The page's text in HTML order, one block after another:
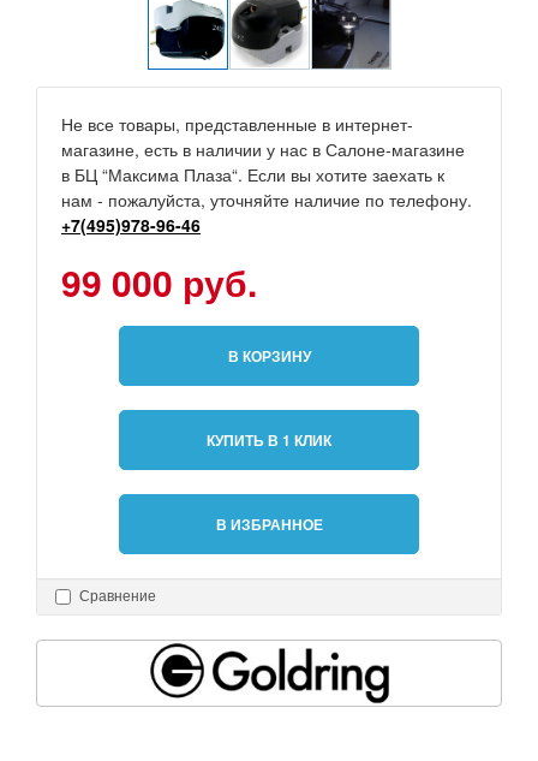
Не все товары, представленные в интернет-
магазине, есть в наличии у нас в Салоне-магазине
в БЦ “Максима Плаза“. Если вы хотите заехать к
нам - пожалуйста, уточняйте наличие по телефону.
+7(495)978-96-46
99 000 руб.
В КОРЗИНУ
КУПИТЬ В 1 КЛИК
В ИЗБРАННОЕ
Сравнение